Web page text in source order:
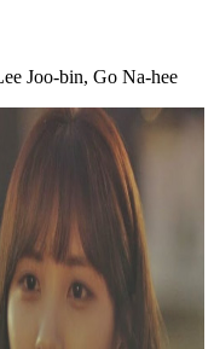
Joo-bin, Go Na-hee